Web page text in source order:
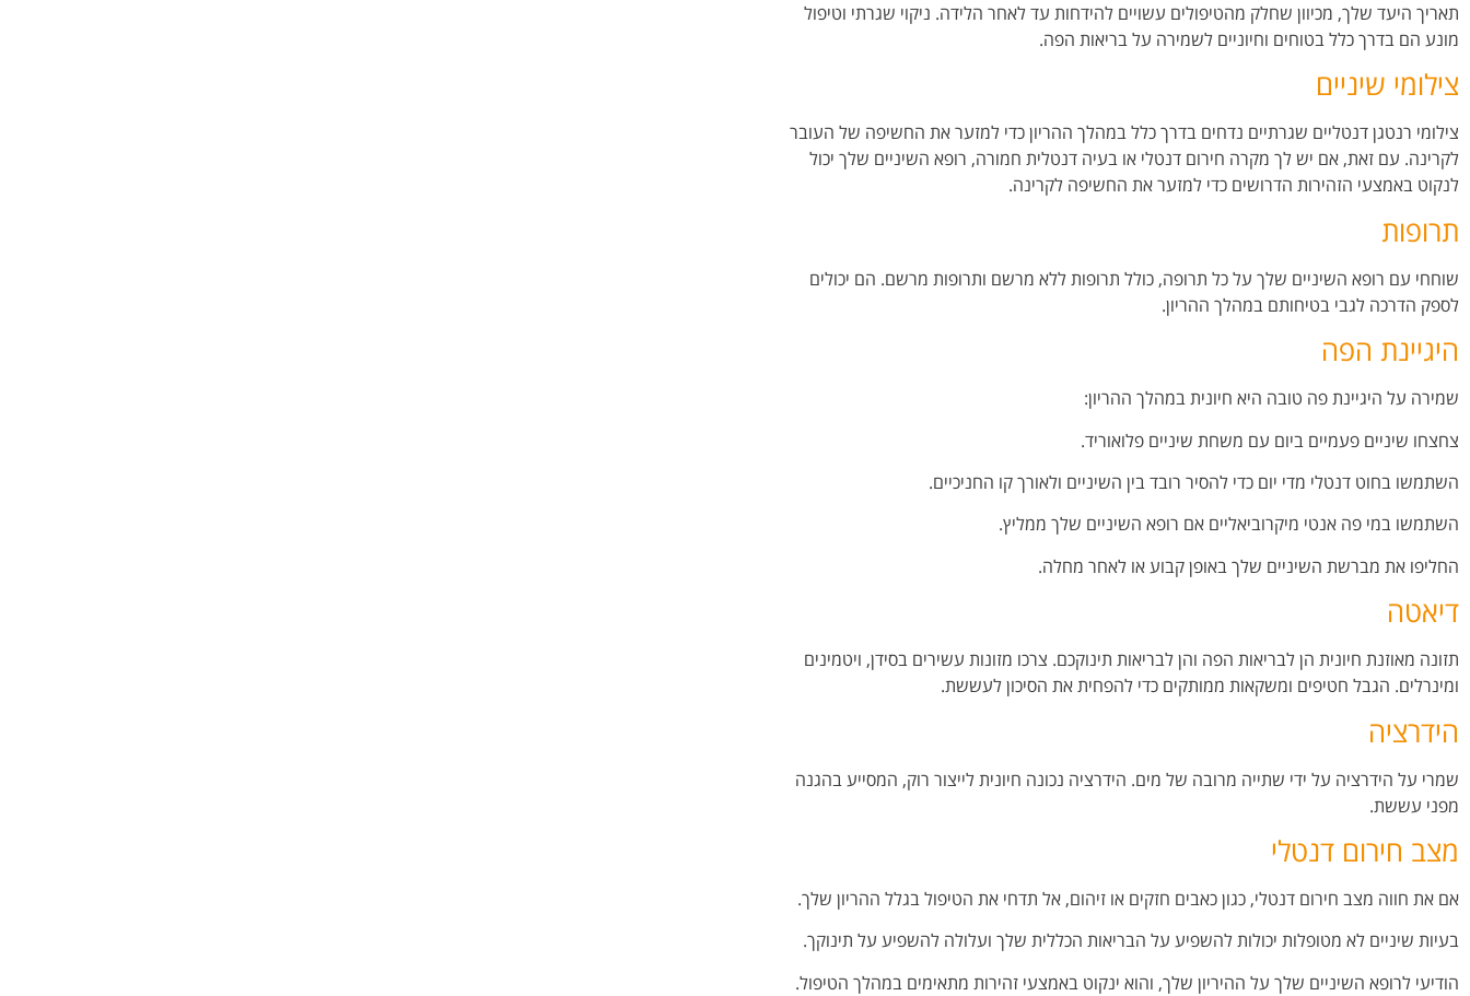
תאריך היעד שלך, מכיוון שחלק מהטיפולים עשויים להידחות עד לאחר הלידה. ניקוי שגרתי וטיפול
מונע הם בדרך כלל בטוחים וחיוניים לשמירה על בריאות הפה.
צילומי שיניים
צילומי רנטגן דנטליים שגרתיים נדחים בדרך כלל במהלך ההריון כדי למזער את החשיפה של העובר
לקרינה. עם זאת, אם יש לך מקרה חירום דנטלי או בעיה דנטלית חמורה, רופא השיניים שלך יכול
לנקוט באמצעי הזהירות הדרושים כדי למזער את החשיפה לקרינה.
תרופות
שוחחי עם רופא השיניים שלך על כל תרופה, כולל תרופות ללא מרשם ותרופות מרשם. הם יכולים
לספק הדרכה לגבי בטיחותם במהלך ההריון.
היגיינת הפה
שמירה על היגיינת פה טובה היא חיונית במהלך ההריון:
צחצחו שיניים פעמיים ביום עם משחת שיניים פלואוריד.
השתמשו בחוט דנטלי מדי יום כדי להסיר רובד בין השיניים ולאורך קו החניכיים.
השתמשו במי פה אנטי מיקרוביאליים אם רופא השיניים שלך ממליץ.
החליפו את מברשת השיניים שלך באופן קבוע או לאחר מחלה.
דיאטה
תזונה מאוזנת חיונית הן לבריאות הפה והן לבריאות תינוקכם. צרכו מזונות עשירים בסידן, ויטמינים
ומינרלים. הגבל חטיפים ומשקאות ממותקים כדי להפחית את הסיכון לעששת.
הידרציה
שמרי על הידרציה על ידי שתייה מרובה של מים. הידרציה נכונה חיונית לייצור רוק, המסייע בהגנה
מפני עששת.
מצב חירום דנטלי
אם את חווה מצב חירום דנטלי, כגון כאבים חזקים או זיהום, אל תדחי את הטיפול בגלל ההריון שלך.
בעיות שיניים לא מטופלות יכולות להשפיע על הבריאות הכללית שלך ועלולה להשפיע על תינוקך.
הודיעי לרופא השיניים שלך על ההיריון שלך, והוא ינקוט באמצעי זהירות מתאימים במהלך הטיפול.